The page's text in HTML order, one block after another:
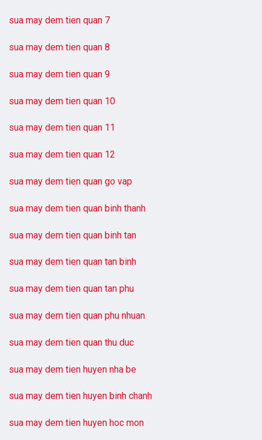
sua may dem tien quan 7
sua may dem tien quan 8
sua may dem tien quan 9
sua may dem tien quan 10
sua may dem tien quan 11
sua may dem tien quan 12
sua may dem tien quan go vap
sua may dem tien quan binh thanh
sua may dem tien quan binh tan
sua may dem tien quan tan binh
sua may dem tien quan tan phu
sua may dem tien quan phu nhuan
sua may dem tien quan thu duc
sua may dem tien huyen nha be
sua may dem tien huyen binh chanh
sua may dem tien huyen hoc mon